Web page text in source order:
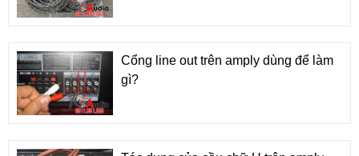
Cổng line out trên amply dùng để làm
gì?